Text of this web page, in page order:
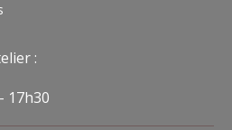
:
17h30